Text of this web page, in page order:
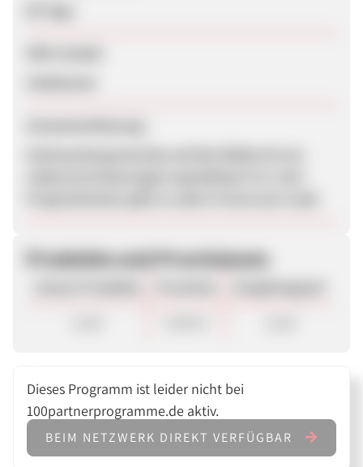
Produkte und Provisionen
Dieses Programm ist leider nicht bei
100partnerprogramme.de aktiv.
BEIM NETZWERK DIREKT VERFÜGBAR